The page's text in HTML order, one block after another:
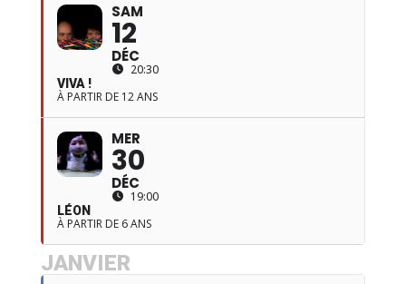
SAM
12
DÉC
20:30
VIVA !
À PARTIR DE 12 ANS
MER
30
DÉC
19:00
LÉON
À PARTIR DE 6 ANS
JANVIER